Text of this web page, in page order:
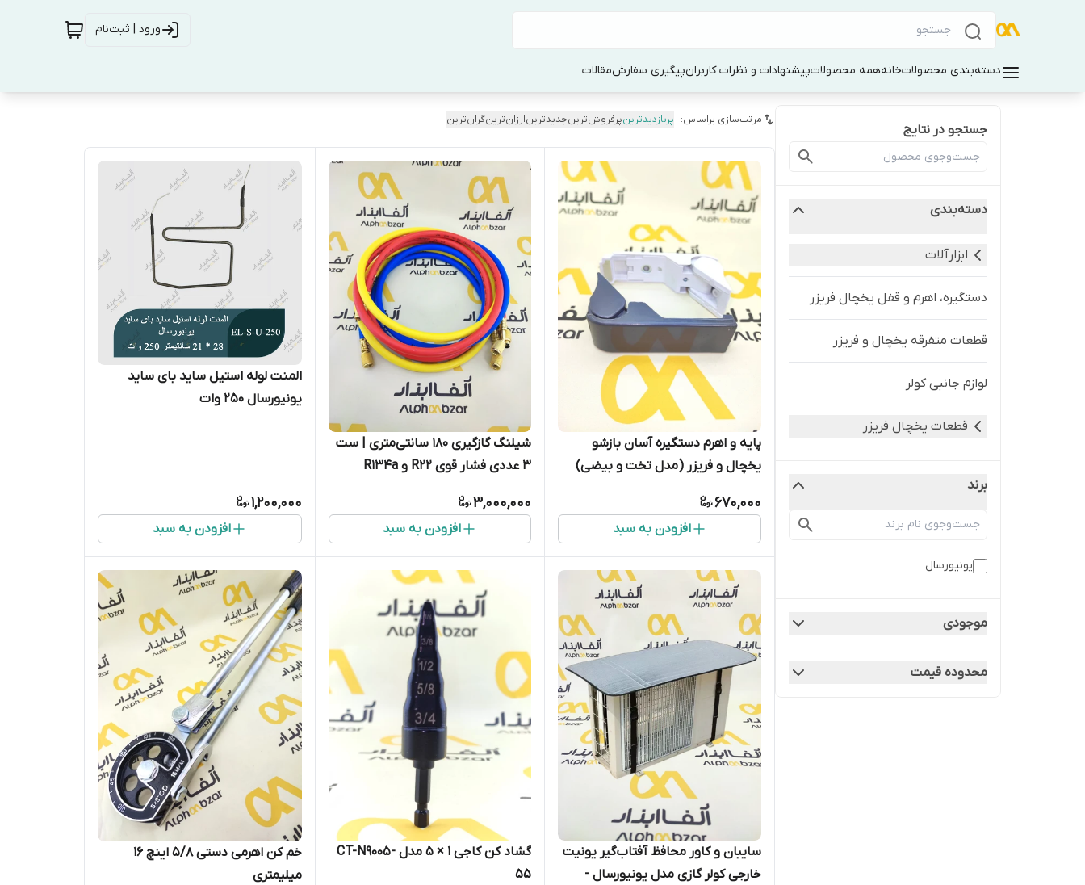
ورود | ثبت‌نام
دسته‌بندی محصولاتخانههمه محصولاتپیشنهادات و نظرات کاربرانپیگیری سفارشمقالات
جستجو در نتایج
دسته‌بندی
ابزارآلات
دستگیره، اهرم و قفل یخچال فریزر
قطعات متفرقه یخچال و فریزر
لوازم جانبی کولر
قطعات یخچال فریزر
برند
یونیورسال
موجودی
محدوده قیمت
مرتب‌سازی براساس: پربازدیدترینپرفروش‌ترینجدیدترینارزان‌ترینگران‌ترین
پایه و اهرم دستگیره آسان بازشو
یخچال و فریزر (مدل تخت و بیضی)
670,000
افزودن به سبد
شیلنگ گازگیری 180 سانتی‌متری | ست
3 عددی فشار قوی R22 و R134a
3,000,000
افزودن به سبد
المنت لوله استیل ساید بای ساید
یونیورسال 250 وات
1,200,000
افزودن به سبد
سایبان و کاور محافظ آفتاب‌گیر یونیت
خارجی کولر گازی مدل یونیورسال -
گشاد کن کاجی 1 × 5 مدل CT-N9005-
55
خم کن اهرمی دستی 5/8 اینچ 16
میلیمتری